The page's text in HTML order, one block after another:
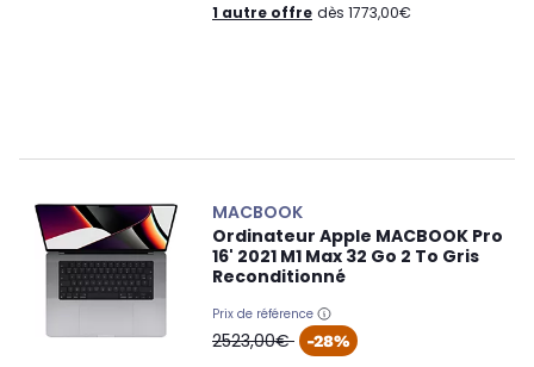
1 autre offre dès 1773,00€
MACBOOK
Ordinateur Apple MACBOOK Pro
16' 2021 M1 Max 32 Go 2 To Gris
Reconditionné
Prix de référence
oldPrice
2523,00€ -28%